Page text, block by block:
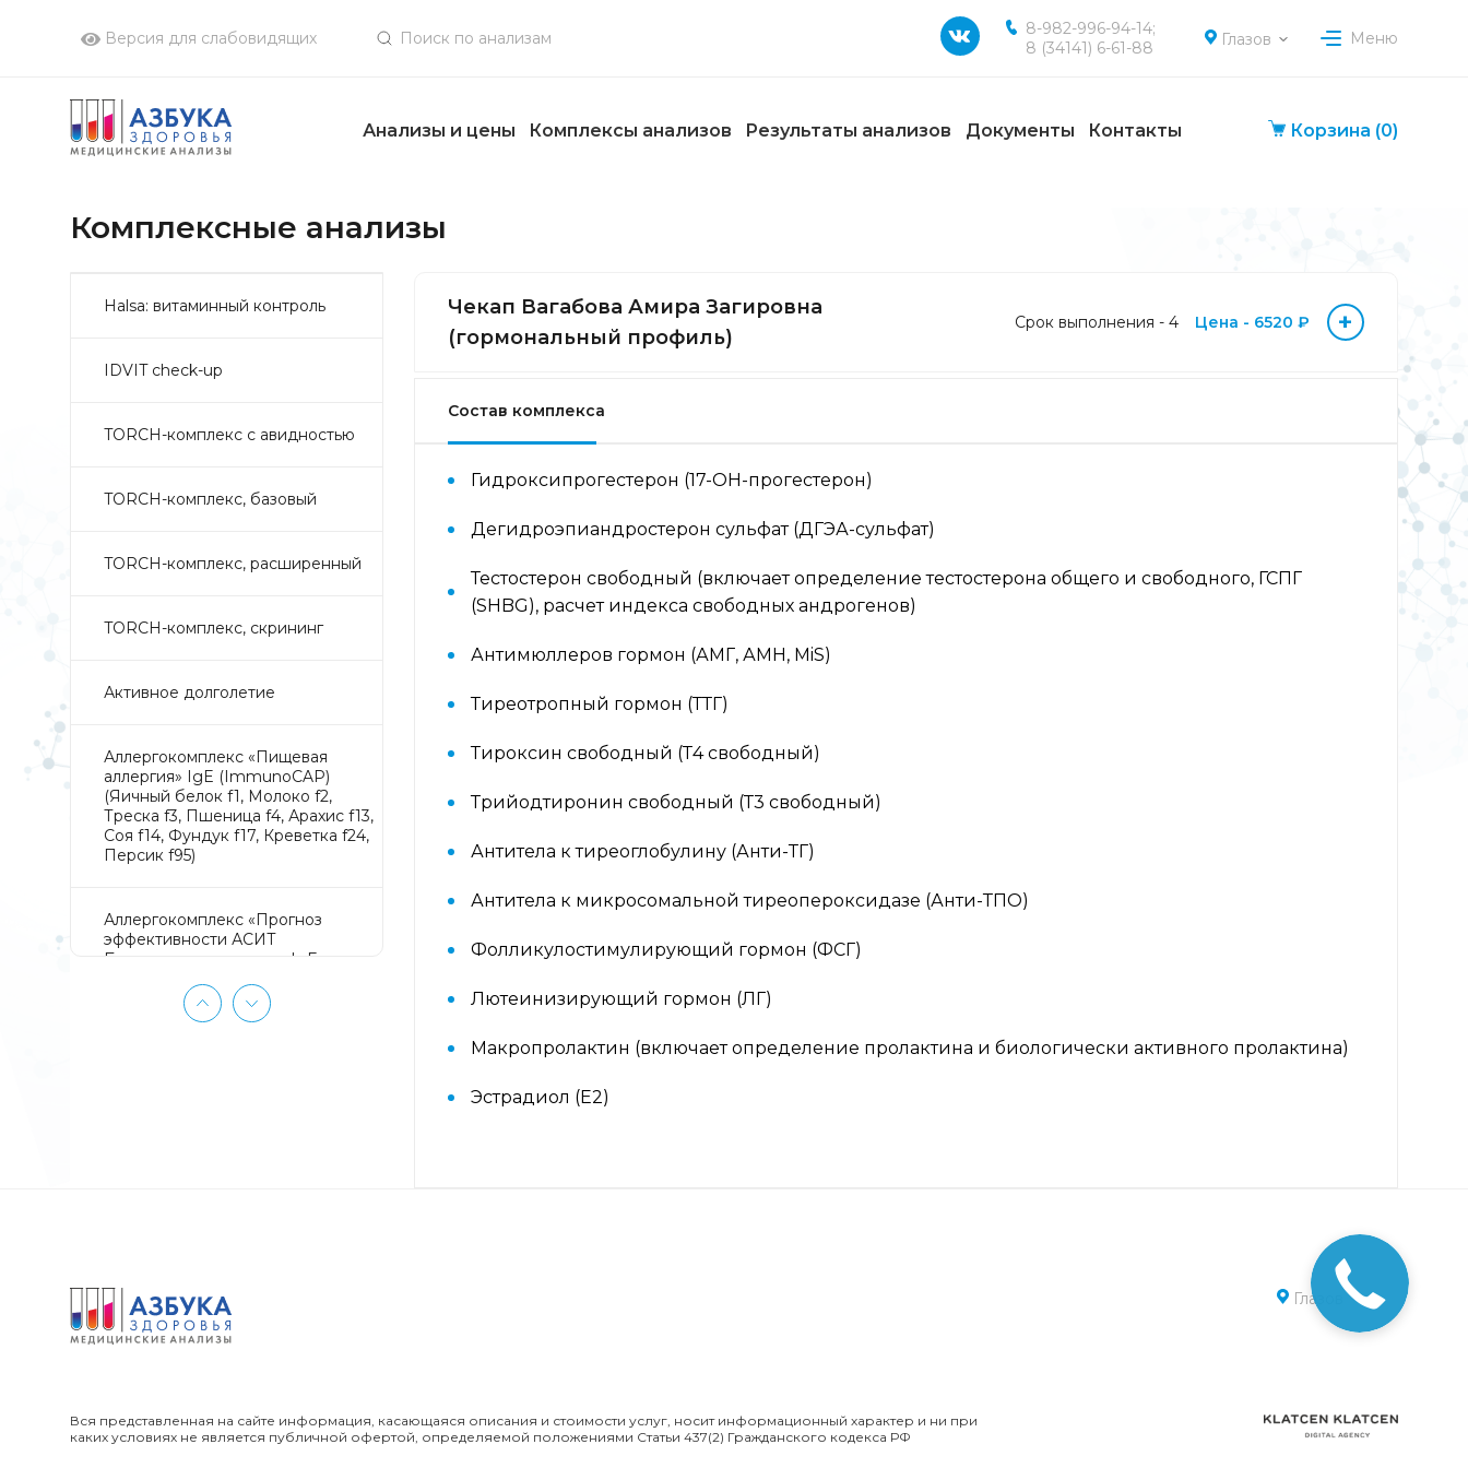
Версия для слабовидящих
8-982-996-94-14;
8 (34141) 6-61-88
Глазов Меню
Анализы и цены Комплексы анализов Результаты анализов Документы Контакты Корзина (0)
Комплексные анализы
Halsa: витаминный контроль
IDVIT check-up
TORCH-комплекс с авидностью
TORCH-комплекс, базовый
TORCH-комплекс, расширенный
TORCH-комплекс, скрининг
Активное долголетие
Аллергокомплекс «Пищевая
аллергия» IgE (ImmunoCAP)
(Яичный белок f1, Молоко f2,
Треска f3, Пшеница f4, Арахис f13,
Соя f14, Фундук f17, Креветка f24,
Персик f95)
Аллергокомплекс «Прогноз
эффективности АСИТ
Букоцветные деревья» IgE
аллергокомпонент, t215 rBet v1 PR-
10, Береза аллергокомпонент, t221
Аллергокомплекс «Прогноз
эффективности АСИТ: Сорные
травы» IgE (ImmunoCAP)
луговая, g214 rPhl p7, rPhl p12)
Чекап Вагабова Амира Загировна
(гормональный профиль)
Срок выполнения - 4 Цена - 6520 ₽ +
Состав комплекса
Гидроксипрогестерон (17-OH-прогестерон)
Дегидроэпиандростерон сульфат (ДГЭА-сульфат)
Тестостерон свободный (включает определение тестостерона общего и свободного, ГСПГ
(SHBG), расчет индекса свободных андрогенов)
Антимюллеров гормон (АМГ, АМН, MiS)
Тиреотропный гормон (ТТГ)
Тироксин свободный (Т4 свободный)
Трийодтиронин свободный (Т3 свободный)
Антитела к тиреоглобулину (Анти-ТГ)
Антитела к микросомальной тиреопероксидазе (Анти-ТПО)
Фолликулостимулирующий гормон (ФСГ)
Лютеинизирующий гормон (ЛГ)
Макропролактин (включает определение пролактина и биологически активного пролактина)
Эстрадиол (Е2)
Глазов
Вся представленная на сайте информация, касающаяся описания и стоимости услуг, носит информационный характер и ни при
каких условиях не является публичной офертой, определяемой положениями Статьи 437(2) Гражданского кодекса РФ